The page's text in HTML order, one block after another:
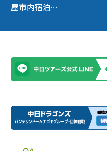
屋市内宿泊…